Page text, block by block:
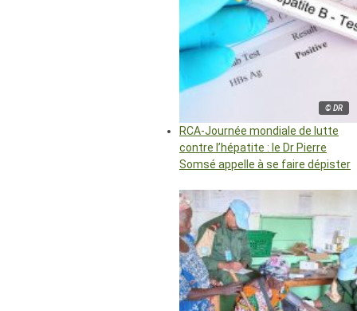
© DR
RCA-Journée mondiale de lutte
contre l’hépatite : le Dr Pierre
Somsé appelle à se faire dépister